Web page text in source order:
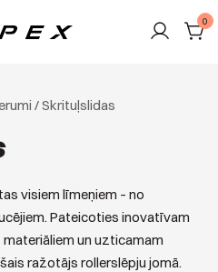
0
/ Skrituļslidas
visiem līmeņiem – no
Pateicoties inovatīvam
un uzticamam
ražotājs rollerslēpju jomā.